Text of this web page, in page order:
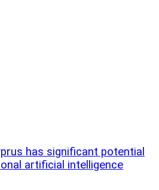
has significant potential
artificial intelligence